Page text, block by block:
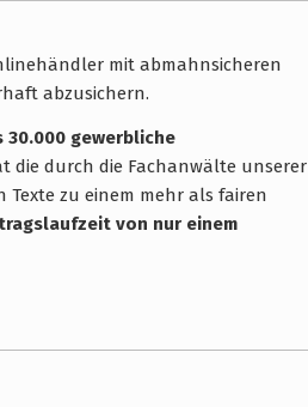
mit abmahnsicheren
abzusichern.
30.000 gewerbliche
die durch die Fachanwälte unserer
zu einem mehr als fairen
von nur einem